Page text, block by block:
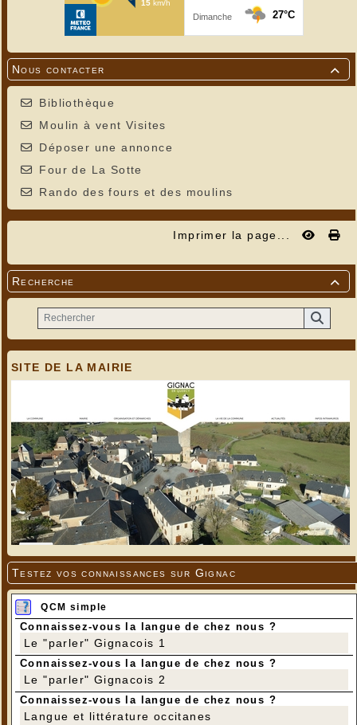

Nous contacter
Bibliothèque
Moulin à vent Visites
Déposer une annonce
Four de La Sotte
Rando des fours et des moulins
Imprimer la page...

Recherche
SITE DE LA MAIRIE
Testez vos connaissances sur Gignac
QCM simple
Connaissez-vous la langue de chez nous ?
Le "parler" Gignacois 1
Connaissez-vous la langue de chez nous ?
Le "parler" Gignacois 2
Connaissez-vous la langue de chez nous ?
Langue et littérature occitanes